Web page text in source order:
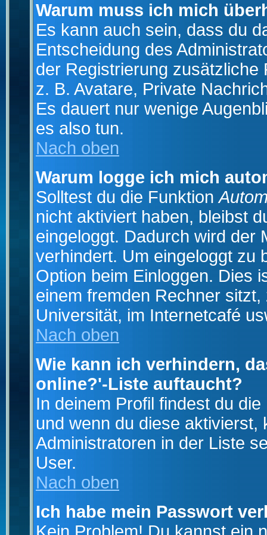
Warum muss ich mich
Es kann auch sein, dass du
Entscheidung des
der Registrierung
z. B. Avatare, Private
Es dauert nur wenige
es also tun.
Nach oben
Warum logge ich mich
Solltest du die Funktion
nicht aktiviert haben, bleibst
eingeloggt. Dadurch wird der
verhindert. Um eingeloggt zu
Option beim Einloggen. Dies
einem fremden Rechner
Universität, im Internetcafé
Nach oben
Wie kann ich verhindern,
online?'-Liste auftaucht?
In deinem Profil findest du
und wenn du diese aktivierst,
Administratoren in der Liste
User.
Nach oben
Ich habe mein Passwort